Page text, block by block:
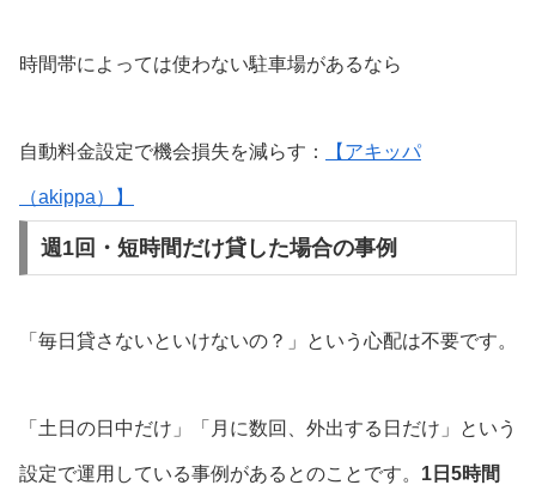
時間帯によっては使わない駐車場があるなら
自動料金設定で機会損失を減らす： 【アキッパ
（akippa）】
週1回・短時間だけ貸した場合の事例
「毎日貸さないといけないの？」という心配は不要です。
「土日の日中だけ」「月に数回、外出する日だけ」という
設定で運用している事例があるとのことです。 1日5時間